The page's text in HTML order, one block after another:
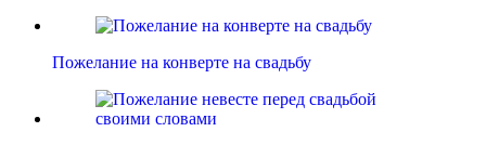
Пожелание на конверте на свадьбу